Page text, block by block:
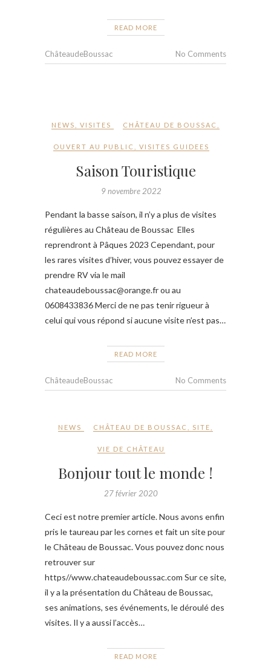
READ MORE
ChâteaudeBoussac No Comments
NEWS VISITES CHÂTEAU DE BOUSSAC
OUVERT AU PUBLIC VISITES GUIDEES
Saison Touristique
9 novembre 2022
Pendant la basse saison, il n’y a plus de visites
régulières au Château de Boussac Elles
reprendront à Pâques 2023 Cependant, pour
les rares visites d’hiver, vous pouvez essayer de
prendre RV via le mail
chateaudeboussac@orange.fr ou au
0608433836 Merci de ne pas tenir rigueur à
celui qui vous répond si aucune visite n’est pas…
READ MORE
ChâteaudeBoussac No Comments
NEWS CHÂTEAU DE BOUSSAC SITE
VIE DE CHÂTEAU
Bonjour tout le monde !
27 février 2020
Ceci est notre premier article. Nous avons enfin
pris le taureau par les cornes et fait un site pour
le Château de Boussac. Vous pouvez donc nous
retrouver sur
https//www.chateaudeboussac.com Sur ce site,
il y a la présentation du Château de Boussac,
ses animations, ses événements, le déroulé des
visites. Il y a aussi l’accès…
READ MORE